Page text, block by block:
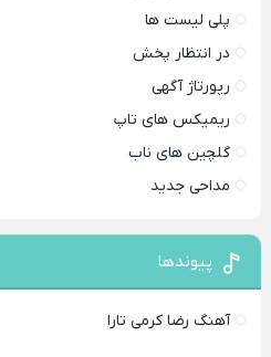
پلی لیست ها
در انتظار پخش
رپورتاژ آگهی
ریمیکس های تاپ
گلچین های ناب
مداحی جدید
پیوندها
آهنگ رضا کرمی تارا